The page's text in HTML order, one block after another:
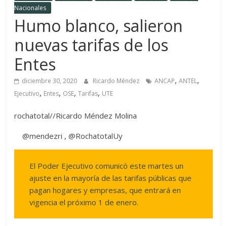
Nacionales
Humo blanco, salieron
nuevas tarifas de los
Entes
diciembre 30, 2020 Ricardo Méndez ANCAP,ANTEL,
Ejecutivo, Entes, OSE,Tarifas, UTE
rochatotal//Ricardo Méndez Molina
@mendezri , @RochatotalUy
El Poder Ejecutivo comunicó este martes un
ajuste en la mayoría de las tarifas públicas que
pagan hogares y empresas, que entrará en
vigencia el próximo 1 de enero.